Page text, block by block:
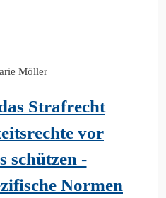
Möller
Strafrecht
vor
schützen -
Normen